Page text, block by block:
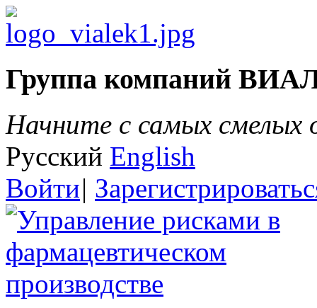
Группа компаний
Начните с самых
Русский English
Войти|